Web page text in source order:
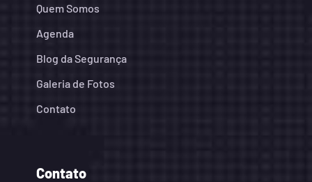
Quem Somos
Agenda
Blog da Segurança
Galeria de Fotos
Contato
Contato